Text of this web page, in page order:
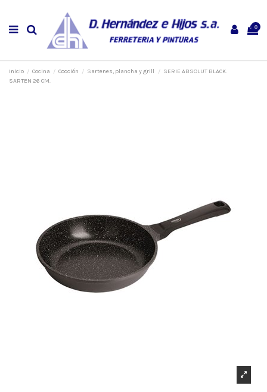
0
Inicio Cocina Cocción Sartenes, plancha y grill
SERIE ABSOLUT BLACK.
SARTEN 26 CM.